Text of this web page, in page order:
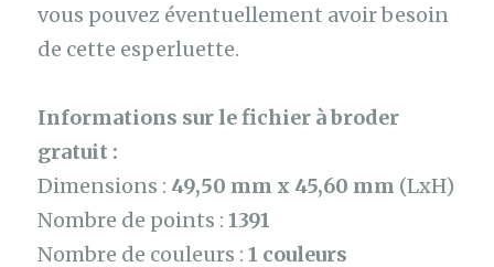
vous pouvez éventuellement avoir besoin
de cette esperluette.
Informations sur le fichier à broder
gratuit :
Dimensions : 49,50 mm x 45,60 mm (LxH)
Nombre de points :1391
Nombre de couleurs :1 couleurs